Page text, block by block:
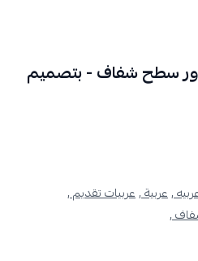
تقديم شمباني 3 دور سطح شفاف - بتصميم
,عربية ,عربيات تقديم ,